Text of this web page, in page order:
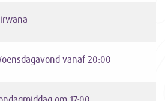
vanaf 20:00